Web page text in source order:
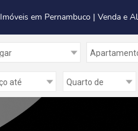
Imóveis em Pernambuco | Venda e